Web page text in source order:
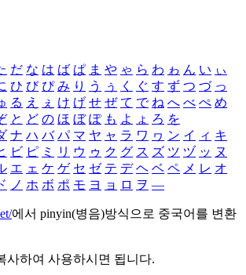
だ な は ば ぱ ま や ゃ ら わ ゎ ん い ぃ
ひ び ぴ み り う ぅ く ぐ す ず つ づ っ
る え ぇ け げ せ ぜ て で ね へ べ ぺ め
と ど の ほ ぼ ぽ も よ ょ ろ を
ナ ハ バ パ マ ヤ ャ ラ ワ ヮ ン イ ィ キ
ビ ピ ミ リ ウ ゥ ク グ ス ズ ツ ヅ ッ ヌ
エ ェ ケ ゲ セ ゼ テ デ ヘ ベ ペ メ レ オ
ド ノ ホ ボ ポ モ ヨ ョ ロ ヲ ―
에서 pinyin(병음)방식으로 중국어를 변환
사하여 사용하시면 됩니다.